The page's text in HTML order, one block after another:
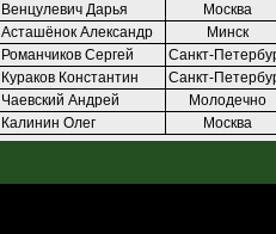
Венцулевич Дарья
Москва
Асташёнок Александр
Минск
Романчиков Сергей
Санкт-
Кураков Константин
Санкт-
Чаевский Андрей
Молодечно
Калинин Олег
Москва